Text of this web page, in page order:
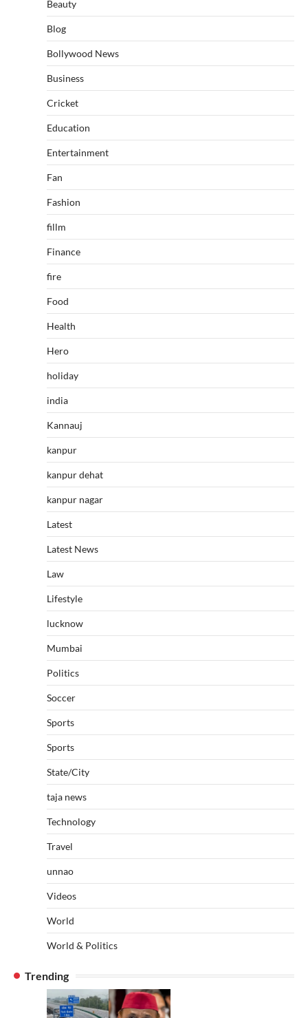
Beauty
Blog
Bollywood News
Business
Cricket
Education
Entertainment
Fan
Fashion
fillm
Finance
fire
Food
Health
Hero
holiday
india
Kannauj
kanpur
kanpur dehat
kanpur nagar
Latest
Latest News
Law
Lifestyle
lucknow
Mumbai
Politics
Soccer
Sports
Sports
State/City
taja news
Technology
Travel
unnao
Videos
World
World & Politics
Trending